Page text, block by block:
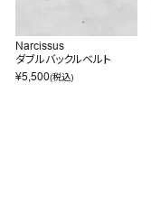
Narcissus
ダブルバックルベルト
¥5,500(税込)